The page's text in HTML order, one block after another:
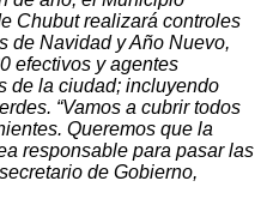
Chubut realizará controles
de Navidad y Año Nuevo,
efectivos y agentes
de la ciudad; incluyendo
“Vamos a cubrir todos
Queremos que la
responsable para pasar las
de Gobierno,